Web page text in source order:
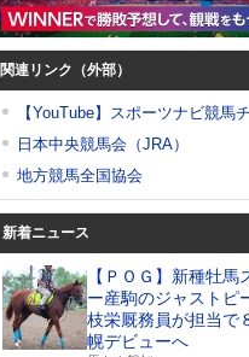
関連リンク（外部）
【YouTube】スポーツナビ競馬
日本中央競馬会（JRA）
地方競馬全国協会
新着ニュース
【ＰＯＧ】新種牡馬
ー産駒のジャストピ
枝栄厩務員が担当で
幌デビューへ